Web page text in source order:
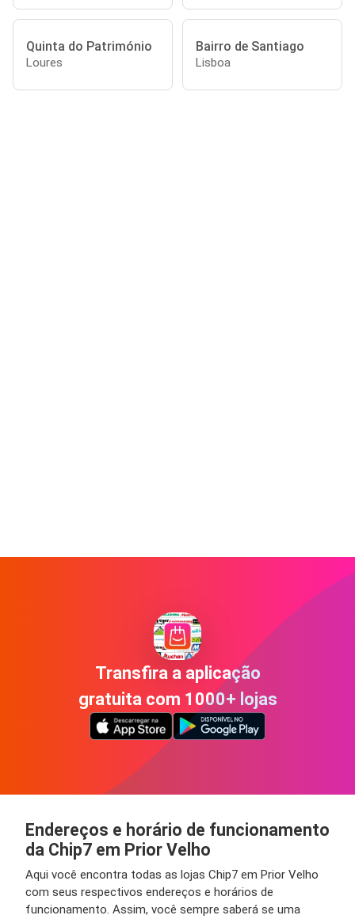
Quinta do Património
Loures
Bairro de Santiago
Lisboa
Transfira a aplicação
gratuita com 1000+ lojas
Endereços e horário de funcionamento
da Chip7 em Prior Velho
Aqui você encontra todas as lojas Chip7 em Prior Velho
com seus respectivos endereços e horários de
funcionamento. Assim, você sempre saberá se uma